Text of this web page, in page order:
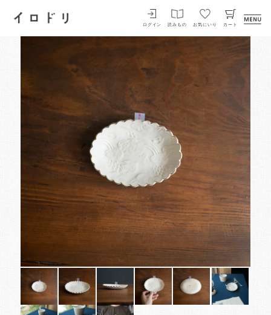
イロドリ
ログイン 読みもの お気にいり カート